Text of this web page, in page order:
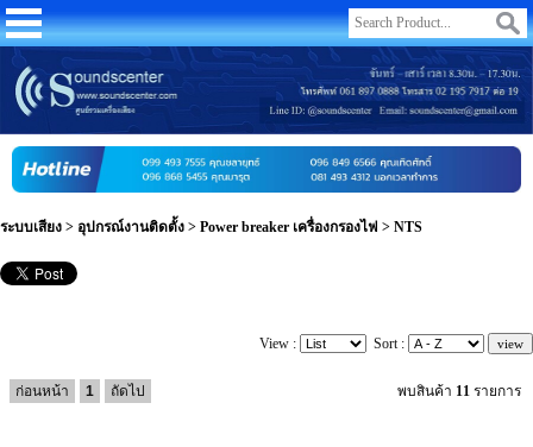
ระบบเสียง > อุปกรณ์งานติดตั้ง > Power breaker เครื่องกรองไฟ > NTS
View : Sort :
ก่อนหน้า 1 ถัดไป พบสินค้า 11 รายการ